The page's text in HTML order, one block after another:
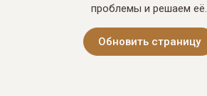
проблемы и решаем её.
Обновить страницу